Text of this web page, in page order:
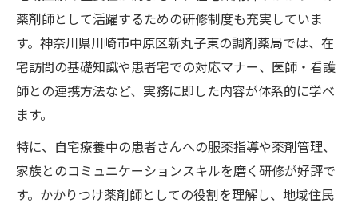
薬剤師として活躍するための研修制度も充実していま
す。神奈川県川崎市中原区新丸子東の調剤薬局では、在
宅訪問の基礎知識や患者宅での対応マナー、医師・看護
師との連携方法など、実務に即した内容が体系的に学べ
ます。
特に、自宅療養中の患者さんへの服薬指導や薬剤管理、
家族とのコミュニケーションスキルを磨く研修が好評で
す。かかりつけ薬剤師としての役割を理解し、地域住民